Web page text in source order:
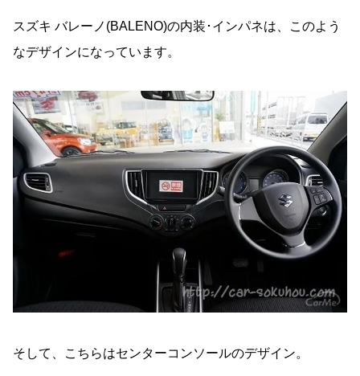
スズキ バレーノ(BALENO)の内装･インパネは、このよう
なデザインになっています。
そして、こちらはセンターコンソールのデザイン。